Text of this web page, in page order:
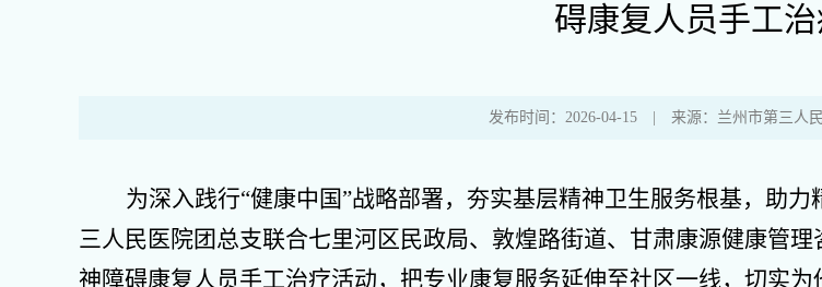
碍康复人员手工
发布时间：2026-04-15 | 来源：兰州市第三
为深入践行“健康中国”战略部署，夯实基层精神卫生服务根基，助
三人民医院团总支联合七里河区民政局、敦煌路街道、甘肃康源健康管
神障碍康复人员手工治疗活动，把专业康复服务延伸至社区一线，切实